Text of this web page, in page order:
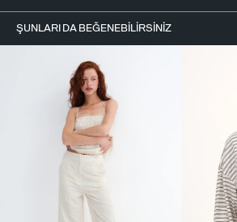
ŞUNLARI DA BEĞENEBILIRSINIZ